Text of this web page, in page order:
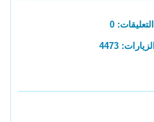
التعليقات: 0
الزيارات: 4473